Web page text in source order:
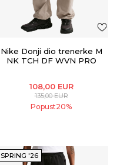
Nike Donji dio trenerke M
NK TCH DF WVN PRO
108,00 EUR
135,00EUR
Popust20%
SPRING '26